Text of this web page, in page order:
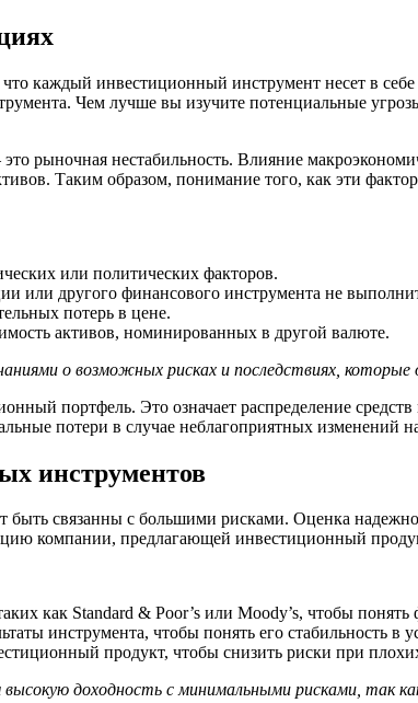
каждый инвестиционный инструмент несет в
Чем лучше вы изучите потенциальные
рыночная нестабильность. Влияние
Таким образом, понимание того, как эти
или политических факторов.
или другого финансового инструмента не
потерь в цене.
активов, номинированных в другой валюте.
о возможных рисках и последствиях, которые
портфель. Это означает распределение
потери в случае неблагоприятных изменений
инструментов
связанны с большими рисками. Оценка
компании, предлагающей инвестиционный
как Standard & Poor’s или Moody’s, чтобы
инструмента, чтобы понять его стабильность в
продукт, чтобы снизить риски при
доходность с минимальными рисками, так